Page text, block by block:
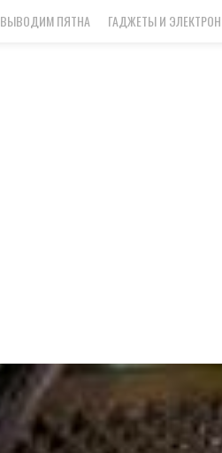
ВЫВОДИМ ПЯТНА ГАДЖЕТЫ И